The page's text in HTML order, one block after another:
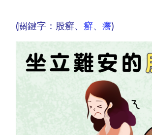
(關鍵字：股癬、癬、癢)